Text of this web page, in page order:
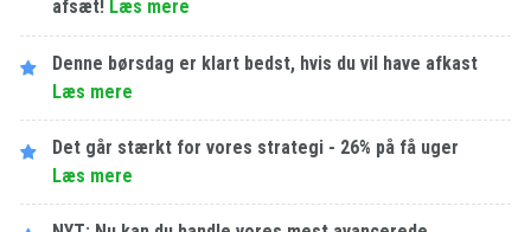
afsæt! Læs mere
Denne børsdag er klart bedst, hvis du vil have afkast
Læs mere
Det går stærkt for vores strategi - 26% på få uger
Læs mere